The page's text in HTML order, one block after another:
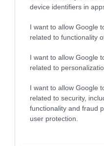
device identifiers in
I want to allow Google
related to functionality
I want to allow Google
related to
I want to allow Google
related to security,
functionality and fraud
user protection.